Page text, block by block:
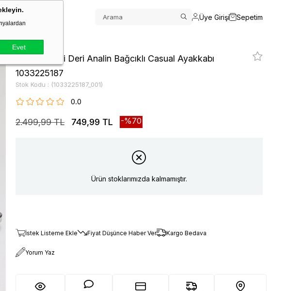
Evet
Üye Girişi Sepetim
Siyah Hakiki Deri Analin Bağcıklı Casual Ayakkabı
1033225187
Stok Kodu (1033225187_001)
0.0
2.499,99 TL 749,99 TL 70
Ürün stoklarımızda kalmamıştır.
İstek Listeme Ekle Fiyat Düşünce Haber Ver Kargo Bedava
Yorum Yaz